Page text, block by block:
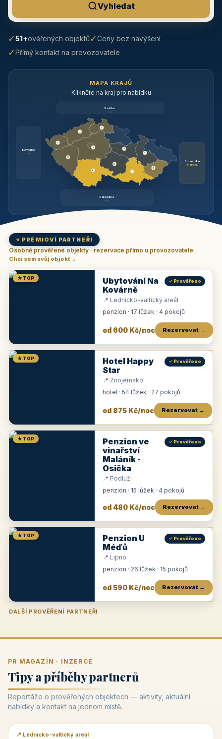
Vyhledat
✓51+ověřených objektů✓Ceny bez navýšení
✓Přímý kontakt na provozovatele
MAPA KRAJŮ
Klikněte na kraj pro nabídku
Polsko
brzy
Německo
brzy
Slovensko
6 objektů
Rakousko
brzy
3
9
3
3
3
3
1
2
11
1
6
⭐ PRÉMIOVÍ PARTNEŘI
Osobně prověřené objekty · rezervace přímo u provozovatele
Chci sem svůj objekt →
★ TOP
Ubytování Na
Kovárně
✓ Prověřeno
📍 Lednicko-valtický areál
penzion · 17 lůžek · 4 pokojů
od 600 Kč/noc Rezervovat →
★ TOP
Hotel Happy
Star
✓ Prověřeno
📍 Znojemsko
hotel · 54 lůžek · 27 pokojů
od 875 Kč/noc Rezervovat →
★ TOP
Penzion ve
vinařství
Maláník -
Osička
✓ Prověřeno
📍 Podluží
penzion · 15 lůžek · 4 pokojů
od 480 Kč/noc Rezervovat →
★ TOP
Penzion U
Méďů
✓ Prověřeno
📍 Lipno
penzion · 26 lůžek · 15 pokojů
od 590 Kč/noc Rezervovat →
DALŠÍ PROVĚŘENÍ PARTNEŘI
Penzion U Zámku Pension Faber
PR MAGAZÍN · INZERCE
Tipy a příběhy partnerů
Reportáže o prověřených objektech — aktivity, aktuální
nabídky a kontakt na jednom místě.
📰 PR článek
📍 Lednicko-valtický areál